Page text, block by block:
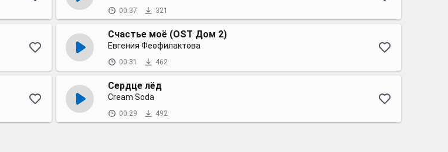
00:37 321
Счастье моё (OST Дом 2)
Евгения Феофилактова
00:31 462
Сердце лёд
Cream Soda
00:29 492